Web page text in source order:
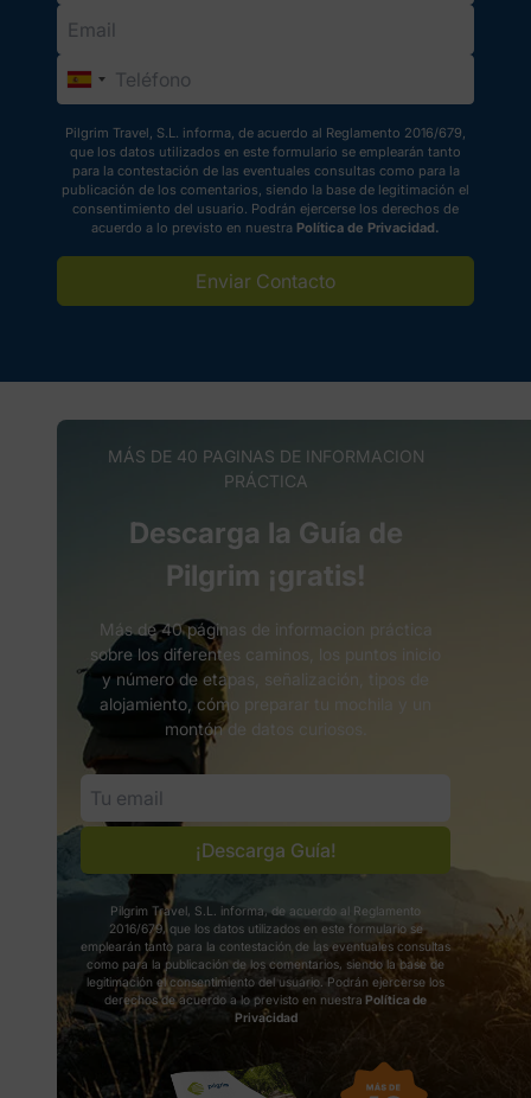
Pilgrim Travel, S.L. informa, de acuerdo al Reglamento 2016/679,
que los datos utilizados en este formulario se emplearán tanto
para la contestación de las eventuales consultas como para la
publicación de los comentarios, siendo la base de legitimación el
consentimiento del usuario. Podrán ejercerse los derechos de
acuerdo a lo previsto en nuestra Política de Privacidad.
Enviar Contacto
MÁS DE 40 PAGINAS DE INFORMACION
PRÁCTICA
Descarga la Guía de
Pilgrim ¡gratis!
Más de 40 páginas de informacion práctica
sobre los diferentes caminos, los puntos inicio
y número de etapas, señalización, tipos de
alojamiento, cómo preparar tu mochila y un
montón de datos curiosos.
¡Descarga Guía!
Pilgrim Travel, S.L. informa, de acuerdo al Reglamento
2016/679, que los datos utilizados en este formulario se
emplearán tanto para la contestación de las eventuales consultas
como para la publicación de los comentarios, siendo la base de
legitimación el consentimiento del usuario. Podrán ejercerse los
derechos de acuerdo a lo previsto en nuestra Política de
Privacidad